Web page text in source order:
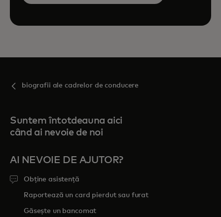
biografii ale cadrelor de conducere
Suntem întotdeauna aici
când ai nevoie de noi
AI NEVOIE DE AJUTOR?
Obține asistență
Raportează un card pierdut sau furat
Găsește un bancomat